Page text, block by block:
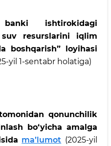
ishtirokidagi
suv resurslarini iqlim
boshqarish” loyihasi
yil 1-sentabr holatiga)
qonunchilik
bo‘yicha amalga
ma’lumot (2025-yil